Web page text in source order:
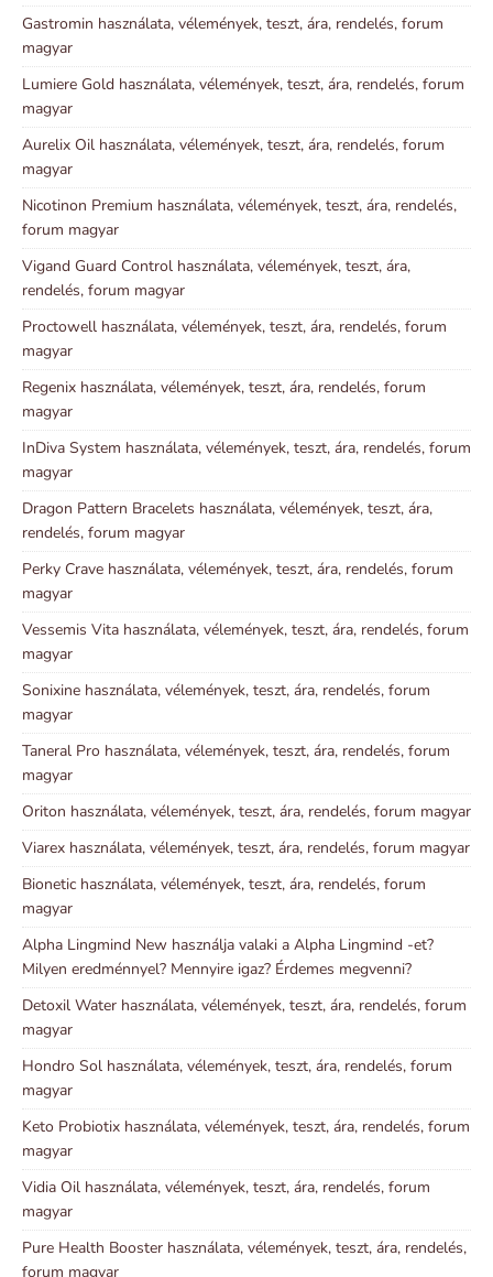
Gastromin használata, vélemények, teszt, ára, rendelés, forum
magyar
Lumiere Gold használata, vélemények, teszt, ára, rendelés, forum
magyar
Aurelix Oil használata, vélemények, teszt, ára, rendelés, forum
magyar
Nicotinon Premium használata, vélemények, teszt, ára, rendelés,
forum magyar
Vigand Guard Control használata, vélemények, teszt, ára,
rendelés, forum magyar
Proctowell használata, vélemények, teszt, ára, rendelés, forum
magyar
Regenix használata, vélemények, teszt, ára, rendelés, forum
magyar
InDiva System használata, vélemények, teszt, ára, rendelés, forum
magyar
Dragon Pattern Bracelets használata, vélemények, teszt, ára,
rendelés, forum magyar
Perky Crave használata, vélemények, teszt, ára, rendelés, forum
magyar
Vessemis Vita használata, vélemények, teszt, ára, rendelés, forum
magyar
Sonixine használata, vélemények, teszt, ára, rendelés, forum
magyar
Taneral Pro használata, vélemények, teszt, ára, rendelés, forum
magyar
Oriton használata, vélemények, teszt, ára, rendelés, forum magyar
Viarex használata, vélemények, teszt, ára, rendelés, forum magyar
Bionetic használata, vélemények, teszt, ára, rendelés, forum
magyar
Alpha Lingmind New használja valaki a Alpha Lingmind -et?
Milyen eredménnyel? Mennyire igaz? Érdemes megvenni?
Detoxil Water használata, vélemények, teszt, ára, rendelés, forum
magyar
Hondro Sol használata, vélemények, teszt, ára, rendelés, forum
magyar
Keto Probiotix használata, vélemények, teszt, ára, rendelés, forum
magyar
Vidia Oil használata, vélemények, teszt, ára, rendelés, forum
magyar
Pure Health Booster használata, vélemények, teszt, ára, rendelés,
forum magyar